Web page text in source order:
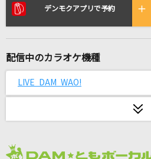
リアルタイムで歌われ
LOSER
ハナミズキ
デンモクアプリで予約
配信中のカラオケ機種
LIVE DAM WAO!